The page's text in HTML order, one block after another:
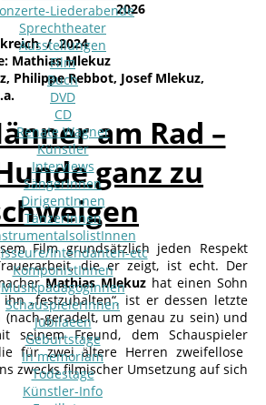
Liederabende
Sprechtheater
Ausstellungen
Film
Buch
DVD
CD
Renate Wagner
Künstler
Interviews
SängerInnen
DirigentInnen
TänzerInnen
Intendanten-etc
KomponistInnen
MusikpädagogInnen
SchauspielerInnen
Jubilaeen
Geburtstage
In memoriam
Todestage
Künstler-Info
2026
/ 2024
Mathias Mlekuz
Philippe Rebbot, Josef Mlekuz,
am Rad –
ganz zu
Film grundsätzlich jeden Respekt
die er zeigt, ist echt. Der
Mathias Mlekuz hat einen Sohn
„festzuhalten“, ist er dessen letzte
(nach-geradelt, um genau zu sein) und
seinem Freund, dem Schauspieler
für zwei ältere Herren zweifellose
zwecks filmischer Umsetzung auf sich